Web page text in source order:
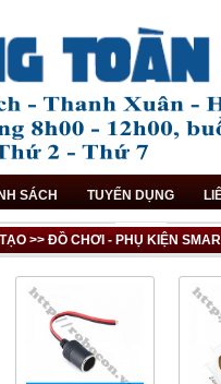
SÁCH TUYỂN DỤNG
>> ĐỒ CHƠI - PHỤ KIỆN